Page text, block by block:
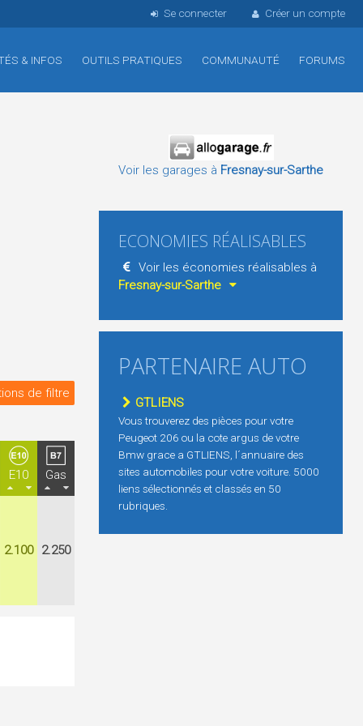
Se connecter Créer un compte
& INFOS OUTILS PRATIQUES COMMUNAUTÉ FORUMS
de filtre
E10
Gas
2.100 2.250
Voir les garages à Fresnay-sur-Sarthe
ECONOMIES RÉALISABLES
Voir les économies réalisables à
Fresnay-sur-Sarthe
PARTENAIRE AUTO
GTLIENS
Vous trouverez des pièces pour votre
Peugeot 206 ou la cote argus de votre
Bmw grace a GTLIENS, l´annuaire des
sites automobiles pour votre voiture. 5000
liens sélectionnés et classés en 50
rubriques.